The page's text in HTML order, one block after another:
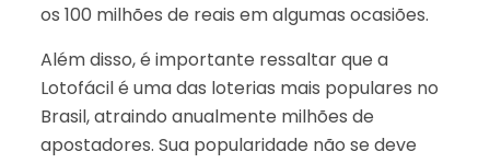
os 100 milhões de reais em algumas ocasiões.
Além disso, é importante ressaltar que a
Lotofácil é uma das loterias mais populares no
Brasil, atraindo anualmente milhões de
apostadores. Sua popularidade não se deve